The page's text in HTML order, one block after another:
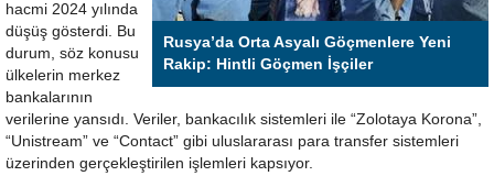
Rusya’da Orta Asyalı Göçmenlere Yeni
Rakip: Hintli Göçmen İşçiler
hacmi 2024 yılında
düşüş gösterdi. Bu
durum, söz konusu
ülkelerin merkez
bankalarının
verilerine yansıdı. Veriler, bankacılık sistemleri ile “Zolotaya Korona”,
“Unistream” ve “Contact” gibi uluslararası para transfer sistemleri
üzerinden gerçekleştirilen işlemleri kapsıyor.